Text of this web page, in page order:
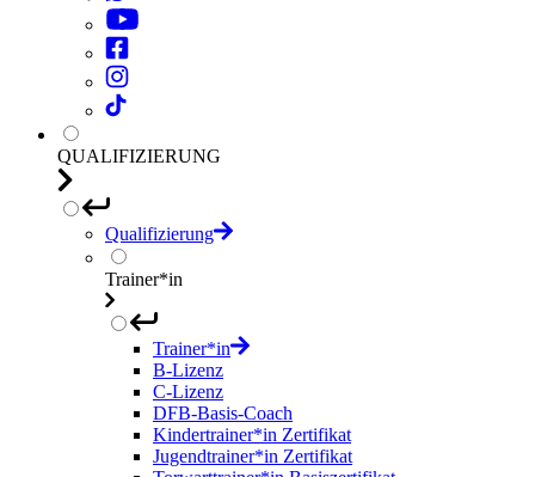
QUALIFIZIERUNG
Qualifizierung
Trainer*in
Trainer*in
B-Lizenz
C-Lizenz
DFB-Basis-Coach
Kindertrainer*in Zertifikat
Jugendtrainer*in Zertifikat